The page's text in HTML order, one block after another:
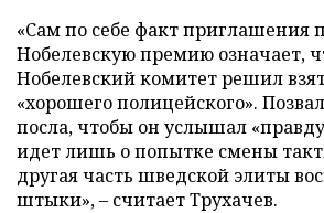
«Сам по себе факт приглашения
Нобелевскую премию означает,
Нобелевский комитет решил
«хорошего полицейского».
посла, чтобы он услышал
идет лишь о попытке смены
другая часть шведской элиты
штыки», – считает Трухачев.